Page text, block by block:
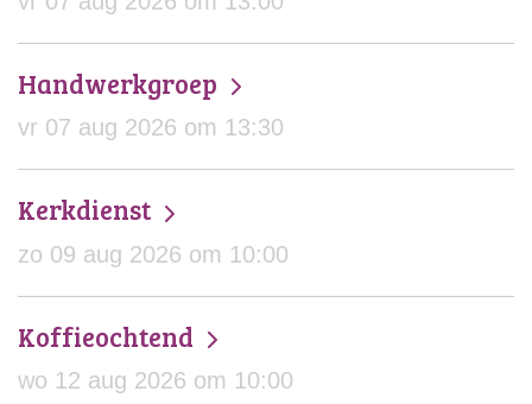
Handwerkgroep
vr 07 aug 2026 om 13:30
Kerkdienst
zo 09 aug 2026 om 10:00
Koffieochtend
wo 12 aug 2026 om 10:00